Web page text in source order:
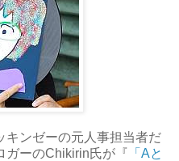
キンゼーの元人事担当者だ
ガーのChikirin氏が『 「Aと